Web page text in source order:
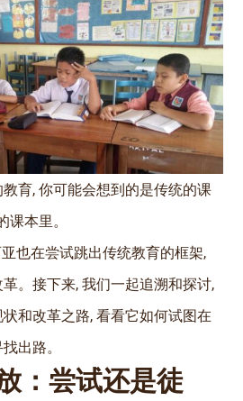
育, 你可能会想到的是传统的课
课本里。
也在尝试跳出传统教育的框架,
。接下来, 我们一起追溯和探讨,
和改革之路, 看看它如何试图在
出路。
：尝试还是徒